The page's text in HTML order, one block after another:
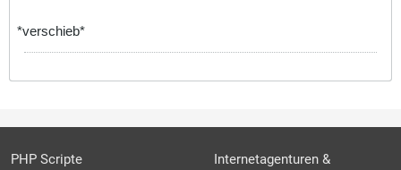
*verschieb*
PHP Scripte
Internetagenturen &